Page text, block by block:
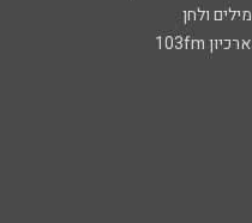
מילים ולחן
ארכיון 103fm